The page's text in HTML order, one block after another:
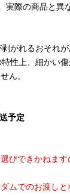
実際の商品と異
がれるおそれが
性上、細かい
ん。
予定
びできかねます
ムでのお渡し